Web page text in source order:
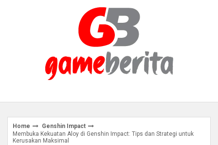
Home
Genshin Impact
Membuka Kekuatan Aloy di Genshin Impact: Tips dan Strategi untuk
Kerusakan Maksimal